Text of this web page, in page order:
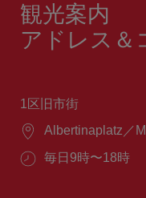
観光案内
アドレス＆
1区旧市街
場
Albertinaplatz／
営
毎日9時〜18時